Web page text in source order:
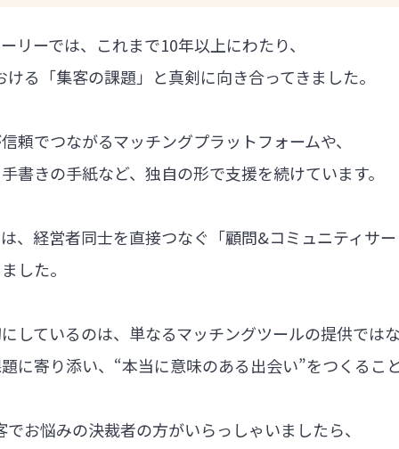
リーでは、これまで10年以上にわたり、
る「集客の課題」と真剣に向き合ってきました。
頼でつながるマッチングプラットフォームや、
書きの手紙など、独自の形で支援を続けています。
、経営者同士を直接つなぐ「顧問&コミュニティサ
した。
しているのは、単なるマッチングツールの提供では
に寄り添い、“本当に意味のある出会い”をつくるこ
お悩みの決裁者の方がいらっしゃいましたら、